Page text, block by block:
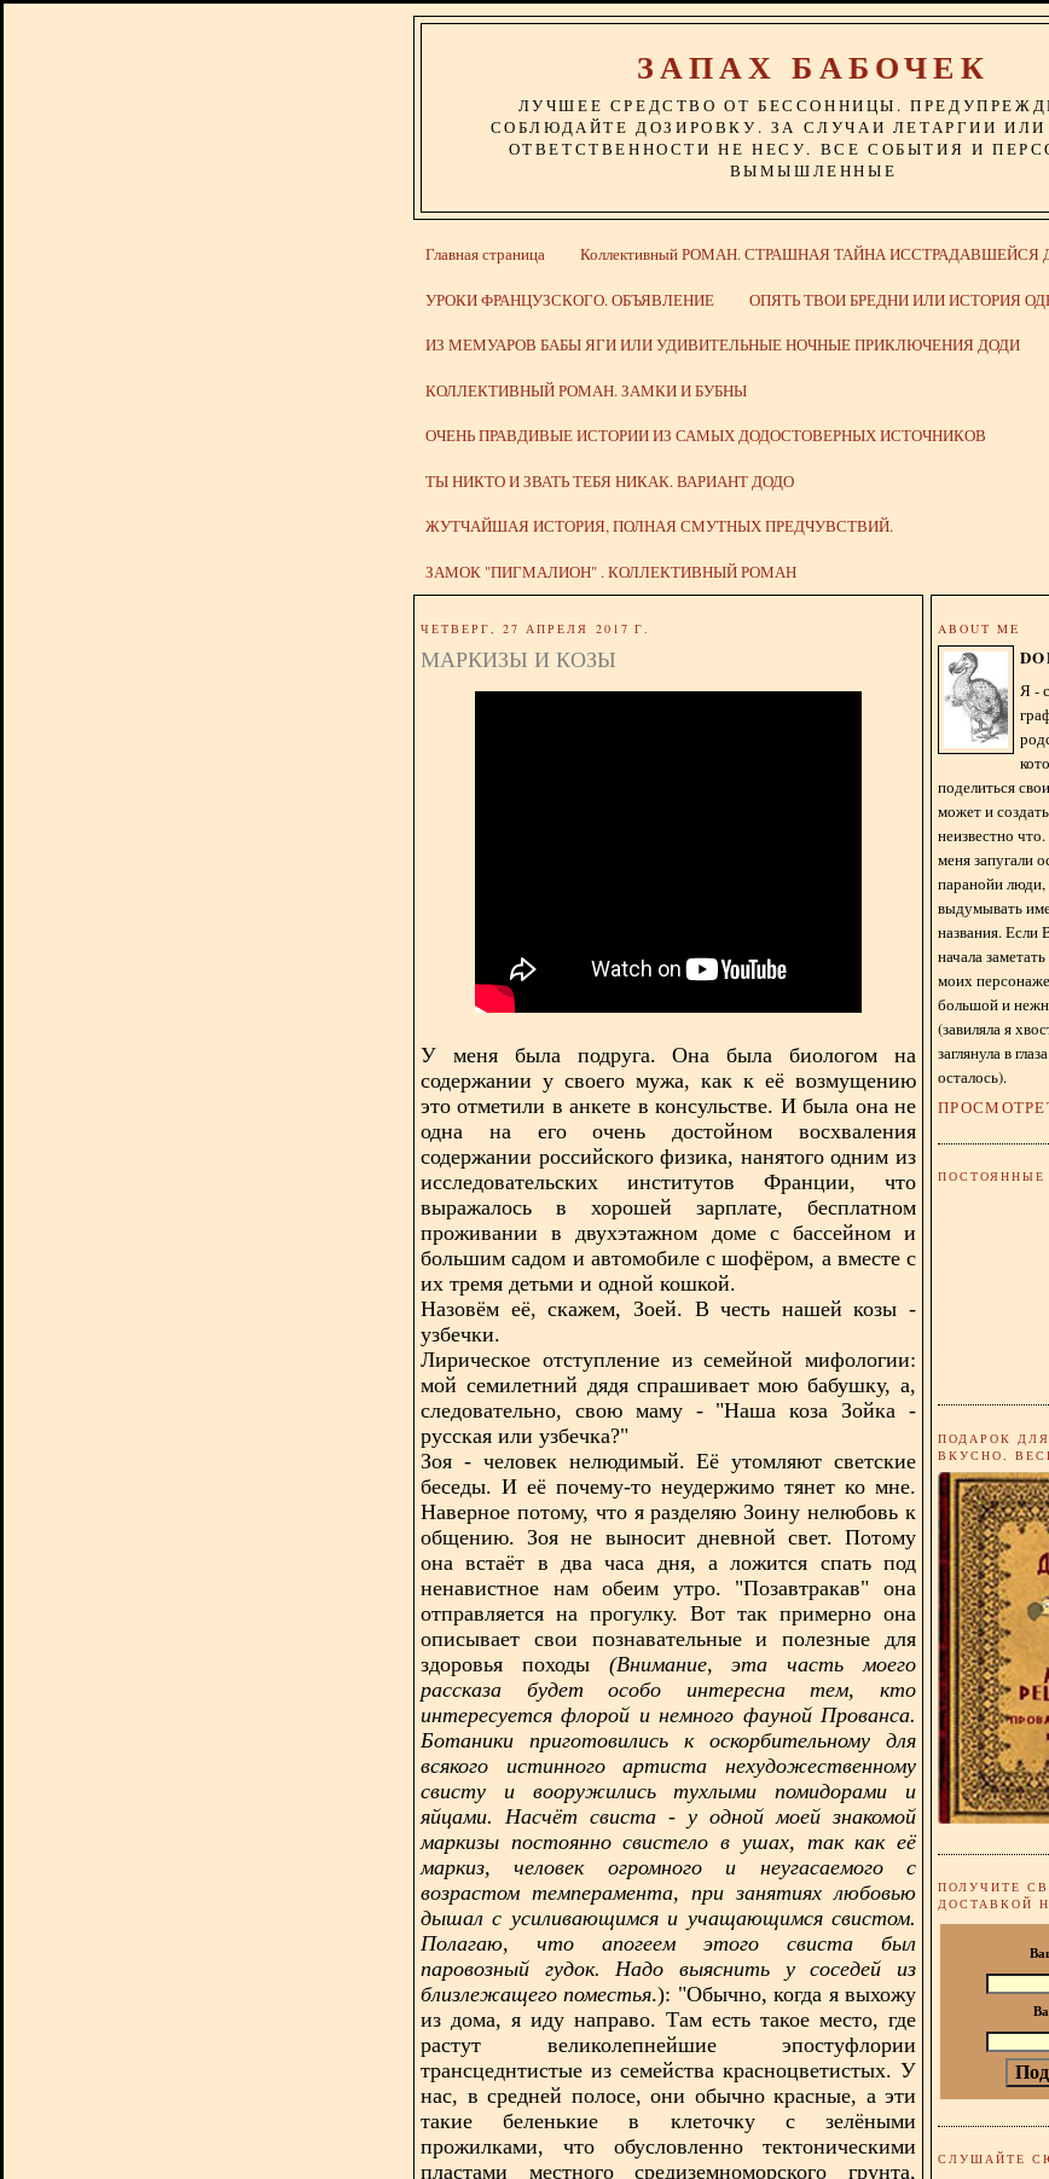
ЗАПАХ БАБОЧЕК
ЛУЧШЕЕ СРЕДСТВО ОТ БЕССОННИЦЫ.
СОБЛЮДАЙТЕ ДОЗИРОВКУ. ЗА СЛУЧАИ ЛЕТАРГИИ
ОТВЕТСТВЕННОСТИ НЕ НЕСУ. ВСЕ СОБЫТИЯ И
ВЫМЫШЛЕННЫЕ
Главная страница Коллективный РОМАН. СТРАШНАЯ ТАЙНА
УРОКИ ФРАНЦУЗСКОГО. ОБЪЯВЛЕНИЕ ОПЯТЬ ТВОИ БРЕДНИ ИЛИ ИСТОРИЯ
ИЗ МЕМУАРОВ БАБЫ ЯГИ ИЛИ УДИВИТЕЛЬНЫЕ НОЧНЫЕ ПРИКЛЮЧЕНИЯ ДОДИ
КОЛЛЕКТИВНЫЙ РОМАН. ЗАМКИ И БУБНЫ
ОЧЕНЬ ПРАВДИВЫЕ ИСТОРИИ ИЗ САМЫХ ДОДОСТОВЕРНЫХ ИСТОЧНИКОВ
ТЫ НИКТО И ЗВАТЬ ТЕБЯ НИКАК. ВАРИАНТ ДОДО
ЖУТЧАЙШАЯ ИСТОРИЯ, ПОЛНАЯ СМУТНЫХ ПРЕДЧУВСТВИЙ.
ЗАМОК "ПИГМАЛИОН" . КОЛЛЕКТИВНЫЙ РОМАН
ЧЕТВЕРГ, 27 АПРЕЛЯ 2017 Г.
МАРКИЗЫ И КОЗЫ
У меня была подруга. Она была биологом на
содержании у своего мужа, как к её возмущению
это отметили в анкете в консульстве. И была она не
одна на его очень достойном восхваления
содержании российского физика, нанятого одним из
исследовательских институтов Франции, что
выражалось в хорошей зарплате, бесплатном
проживании в двухэтажном доме с бассейном и
большим садом и автомобиле с шофёром, а вместе с
их тремя детьми и одной кошкой.
Назовём её, скажем, Зоей. В честь нашей козы -
узбечки.
Лирическое отступление из семейной мифологии:
мой семилетний дядя спрашивает мою бабушку, а,
следовательно, свою маму - "Наша коза Зойка -
русская или узбечка?"
Зоя - человек нелюдимый. Её утомляют светские
беседы. И её почему-то неудержимо тянет ко мне.
Наверное потому, что я разделяю Зоину нелюбовь к
общению. Зоя не выносит дневной свет. Потому
она встаёт в два часа дня, а ложится спать под
ненавистное нам обеим утро. "Позавтракав" она
отправляется на прогулку. Вот так примерно она
описывает свои познавательные и полезные для
здоровья походы (Внимание, эта часть моего
рассказа будет особо интересна тем, кто
интересуется флорой и немного фауной Прованса.
Ботаники приготовились к оскорбительному для
всякого истинного артиста нехудожественному
свисту и вооружились тухлыми помидорами и
яйцами. Насчёт свиста - у одной моей знакомой
маркизы постоянно свистело в ушах, так как её
маркиз, человек огромного и неугасаемого с
возрастом темперамента, при занятиях любовью
дышал с усиливающимся и учащающимся свистом.
Полагаю, что апогеем этого свиста был
паровозный гудок. Надо выяснить у соседей из
близлежащего поместья.): "Обычно, когда я выхожу
из дома, я иду направо. Там есть такое место, где
растут великолепнейшие эпостуфлории
трансцеднтистые из семейства красноцветистых. У
нас, в средней полосе, они обычно красные, а эти
такие беленькие в клеточку с зелёными
прожилками, что обусловленно тектоническими
пластами местного средиземноморского грунта,
ABOUT ME
Я -
поделиться
может и
неизвестно
меня запугали
паранойи
выдумывать
названия. Если
начала
моих
большой и
(завиляла я
заглянула в
осталось).
ПОСТОЯННЫЕ
ПОДАРОК
ВКУСНО,
ПОЛУЧИТЕ
ДОСТАВКОЙ
СЛУШАЙТЕ